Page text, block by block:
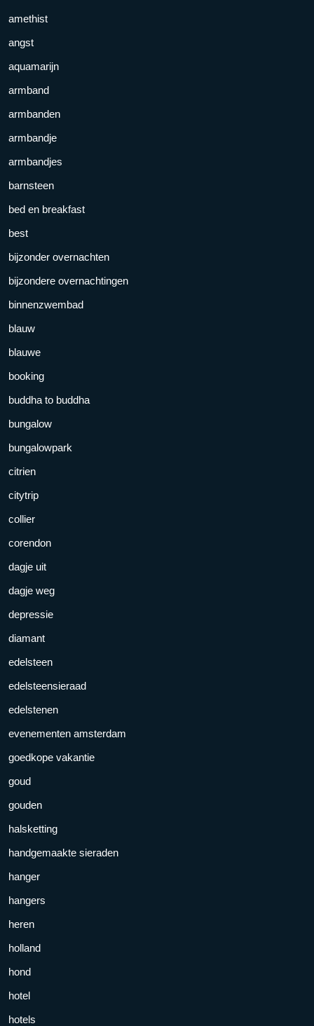
amethist
angst
aquamarijn
armband
armbanden
armbandje
armbandjes
barnsteen
bed en breakfast
best
bijzonder overnachten
bijzondere overnachtingen
binnenzwembad
blauw
blauwe
booking
buddha to buddha
bungalow
bungalowpark
citrien
citytrip
collier
corendon
dagje uit
dagje weg
depressie
diamant
edelsteen
edelsteensieraad
edelstenen
evenementen amsterdam
goedkope vakantie
goud
gouden
halsketting
handgemaakte sieraden
hanger
hangers
heren
holland
hond
hotel
hotels